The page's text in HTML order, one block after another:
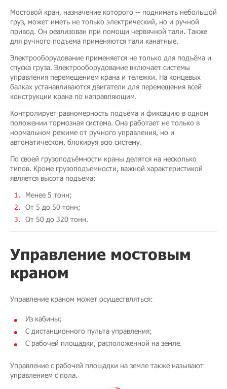
Мостовой кран, назначение которого -- поднимать небольшой
груз, может иметь не только электрический, но и ручной
привод. Он реализован при помощи червячной тали. Также
для ручного подъема применяются тали канатные.
Электрооборудование применяется не только для подъёма и
спуска груза. Электрооборудование включает системы
управления перемещением крана и тележки. На концевых
балках устанавливаются двигатели для перемещения всей
конструкции крана по направляющим.
Контролирует равномерность подъёма и фиксацию в одном
положении тормозная система. Она работает не только в
нормальном режиме от ручного управления, но и
автоматическом, блокируя всю систему.
По своей грузоподъёмности краны делятся на несколько
типов. Кроме грузоподъемности, важной характеристикой
является высота подъема:
Менее 5 тонн;
От 5 до 50 тонн;
От 50 до 320 тонн.
Управление мостовым
краном
Управление краном может осуществляться:
Из кабины;
С дистанционного пульта управления;
С рабочей площадки, расположенной на земле.
Управление с рабочей площадки на земле также называют
управлением с пола.